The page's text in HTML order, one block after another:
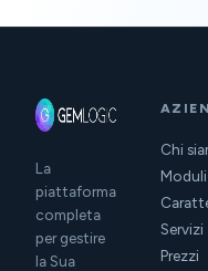
La
piattaforma
completa
per gestire
la Sua
Chi
Moduli
Servizi
Prezzi